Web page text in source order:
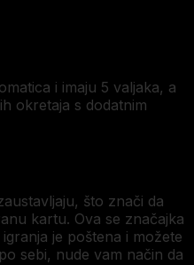
i imaju 5 valjaka, a
okretaja s dodatnim
što znači da
kartu. Ova se značajka
je poštena i možete
sebi, nude vam način da